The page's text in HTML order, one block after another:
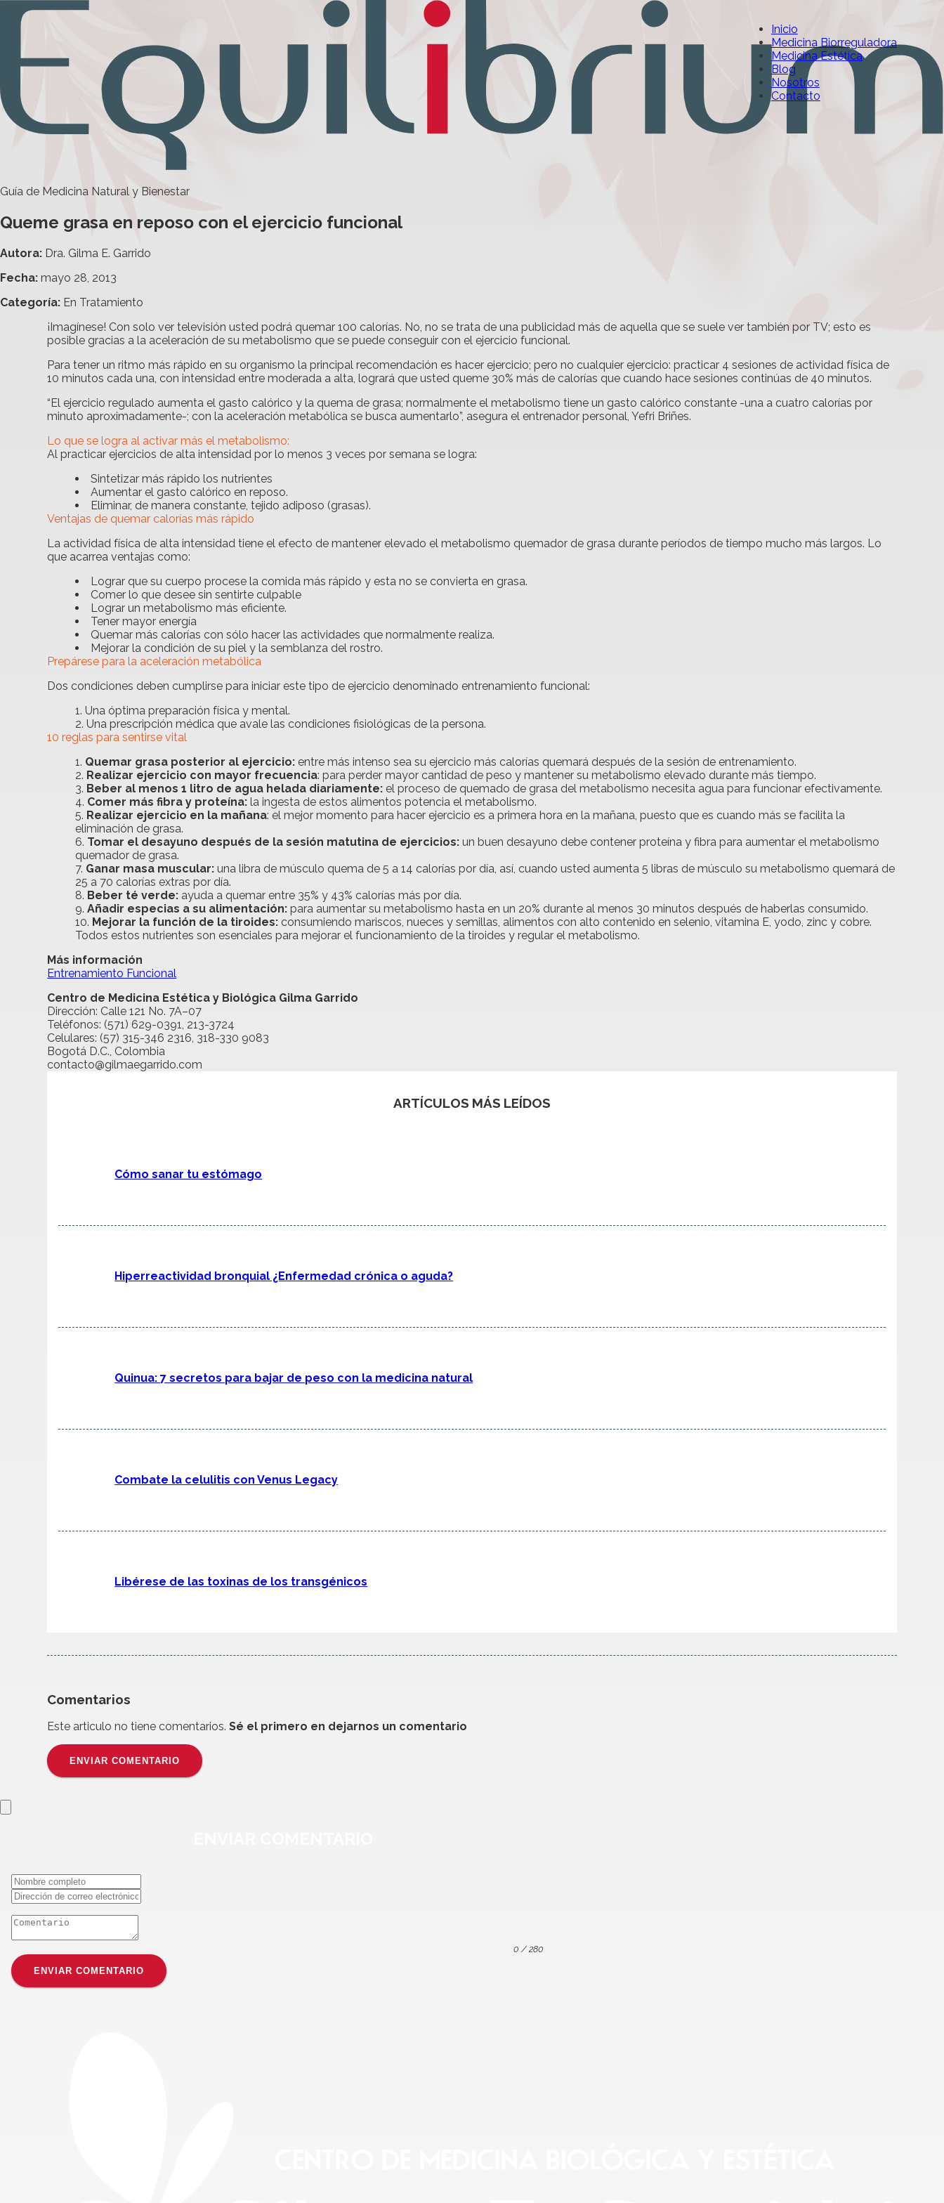
Inicio
Medicina Biorreguladora
Medicina Estética
Blog
Nosotros
Contacto
Guía de Medicina Natural y Bienestar
Queme grasa en reposo con el ejercicio funcional
Autora: Dra. Gilma E. Garrido
Fecha: mayo 28, 2013
Categoría: En Tratamiento
¡Imagínese! Con solo ver televisión usted podrá quemar 100 calorías. No, no se trata de una publicidad más de aquella que se suele ver también por TV; esto es
posible gracias a la aceleración de su metabolismo que se puede conseguir con el ejercicio funcional.
Para tener un ritmo más rápido en su organismo la principal recomendación es hacer ejercicio; pero no cualquier ejercicio: practicar 4 sesiones de actividad física de
10 minutos cada una, con intensidad entre moderada a alta, logrará que usted queme 30% más de calorías que cuando hace sesiones continúas de 40 minutos.
“El ejercicio regulado aumenta el gasto calórico y la quema de grasa; normalmente el metabolismo tiene un gasto calórico constante -una a cuatro calorías por
minuto aproximadamente-; con la aceleración metabólica se busca aumentarlo”, asegura el entrenador personal, Yefri Briñes.
Lo que se logra al activar más el metabolismo:
Al practicar ejercicios de alta intensidad por lo menos 3 veces por semana se logra:
Sintetizar más rápido los nutrientes
Aumentar el gasto calórico en reposo.
Eliminar, de manera constante, tejido adiposo (grasas).
Ventajas de quemar calorías más rápido
La actividad física de alta intensidad tiene el efecto de mantener elevado el metabolismo quemador de grasa durante períodos de tiempo mucho más largos. Lo
que acarrea ventajas como:
Lograr que su cuerpo procese la comida más rápido y esta no se convierta en grasa.
Comer lo que desee sin sentirte culpable
Lograr un metabolismo más eficiente.
Tener mayor energía
Quemar más calorías con sólo hacer las actividades que normalmente realiza.
Mejorar la condición de su piel y la semblanza del rostro.
Prepárese para la aceleración metabólica
Dos condiciones deben cumplirse para iniciar este tipo de ejercicio denominado entrenamiento funcional:
Una óptima preparación física y mental.
Una prescripción médica que avale las condiciones fisiológicas de la persona.
10 reglas para sentirse vital
Quemar grasa posterior al ejercicio: entre más intenso sea su ejercicio más calorías quemará después de la sesión de entrenamiento.
Realizar ejercicio con mayor frecuencia: para perder mayor cantidad de peso y mantener su metabolismo elevado durante más tiempo.
Beber al menos 1 litro de agua helada diariamente: el proceso de quemado de grasa del metabolismo necesita agua para funcionar efectivamente.
Comer más fibra y proteína: la ingesta de estos alimentos potencia el metabolismo.
Realizar ejercicio en la mañana: el mejor momento para hacer ejercicio es a primera hora en la mañana, puesto que es cuando más se facilita la
eliminación de grasa.
Tomar el desayuno después de la sesión matutina de ejercicios:un buen desayuno debe contener proteína y fibra para aumentar el metabolismo
quemador de grasa.
Ganar masa muscular:una libra de músculo quema de 5 a 14 calorías por día, así, cuando usted aumenta 5 libras de músculo su metabolismo quemará de
25 a 70 calorías extras por día.
Beber té verde: ayuda a quemar entre 35% y 43% calorías más por día.
Añadir especias a su alimentación: para aumentar su metabolismo hasta en un 20% durante al menos 30 minutos después de haberlas consumido.
Mejorar la función de la tiroides: consumiendo mariscos, nueces y semillas, alimentos con alto contenido en selenio, vitamina E, yodo, zinc y cobre.
Todos estos nutrientes son esenciales para mejorar el funcionamiento de la tiroides y regular el metabolismo.
Más información
Entrenamiento Funcional
Centro de Medicina Estética y Biológica Gilma Garrido
Dirección: Calle 121 No. 7A–07
Teléfonos: (571) 629-0391, 213-3724
Celulares: (57) 315-346 2316, 318-330 9083
Bogotá D.C., Colombia
contacto@gilmaegarrido.com
ARTÍCULOS MÁS LEÍDOS
Cómo sanar tu estómago
Hiperreactividad bronquial ¿Enfermedad crónica o aguda?
Quinua: 7 secretos para bajar de peso con la medicina natural
Combate la celulitis con Venus Legacy
Libérese de las toxinas de los transgénicos
Comentarios
Este articulo no tiene comentarios.Sé el primero en dejarnos un comentario
ENVIAR COMENTARIO
0 / 280
ENVIAR COMENTARIO